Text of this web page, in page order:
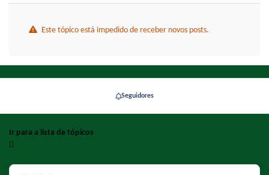
Este tópico está impedido de receber novos posts.
Seguidores
Ir para a lista de tópicos